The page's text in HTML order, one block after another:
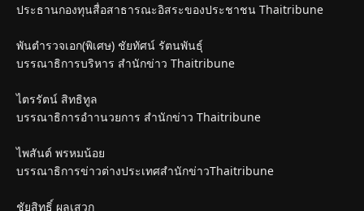
ประธานกองทุนสื่อสาธารณะอิสระของประชาชน Thaitribune
พันตำรวจเอก(พิเศษ) ชัยทัศน์ รัตนพันธุ์
บรรณาธิการบริหาร สำนักข่าว Thaitribune
ไตรรัตน์ สิทธิทูล
บรรณาธิการอำานวยการ สำนักข่าว Thaitribune
ไพสันต์ พรหมน้อย
บรรณาธิการข่าวต่างประเทศสำนักข่าวThaitribune
ชัยสิทธิ์ ผลเสวก